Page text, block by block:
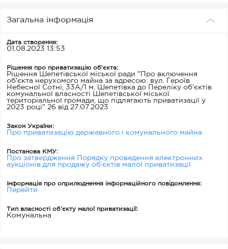
Загальна інформація
Дата створення:
01.08.2023 13:53
Рішення про приватизацію об'єкта:
Рішення Шепетівської міської ради "Про включення
об'єкта нерухомого майна за адресою: вул. Героїв
Небесної Сотні, 33А/1 м. Шепетівка до Переліку об'єктів
комунальної власності Шепетівської міської
територіальної громади, що підлягають приватизації у
2023 році" 26 від 27.07.2023
Закон України:
Про приватизацію державного і комунального майна
Постанова КМУ:
Про затвердження Порядку проведення електронних
аукціонів для продажу об’єктів малої приватизації
Інформація про оприлюднення інформаційного повідомлення:
Перейти
Тип власності об’єкту малої приватизації:
Комунальна